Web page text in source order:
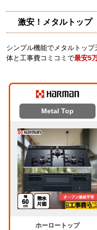
激安！メタルトップ
シンプル機能でメタルトッ
体と工事費コミコミで最安5
Metal Top
ホーロートップ